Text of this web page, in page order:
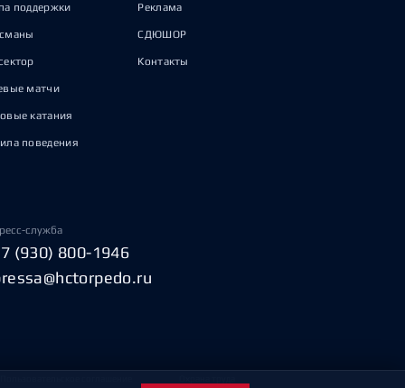
поддержки
матчи
катания
поведения
Реклама
СДЮШОР
Контакты
служба
(930) 800-1946